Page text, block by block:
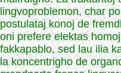
lingvoproblemon, char
postulataj konoj de
oni prefere elektas
fakkapablo, sed lau ilia
la koncentrigho de